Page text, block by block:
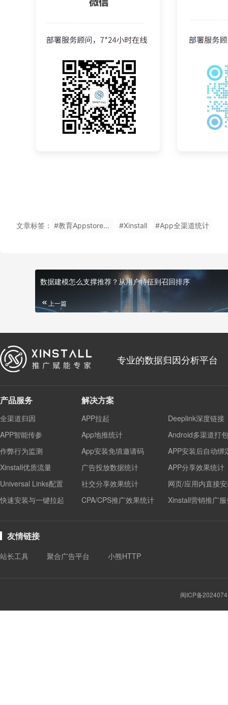
文章标签： #教育Appstore不用填邀请码 #Xinstall #App全渠道统计
数据建模怎么支撑推荐？从用户特征到召回排序
上一篇
专业的数据归因分析平台
产品服务
全渠道归因
APP智能传参
作弊行为监测
Xinstall优质流量
Universal Links配置
快速安装与一键拉起
解决方案
APP拉起
Deeplink深度链接
App地推统计
Android多渠道打包
App安装免填邀请码
APP安装后自动绑
广告投放数据统计
APP分享效果统计
社交分享效果统计
网页/应用内直接
CPA/CPS推广效果统计
Xinstall营销推广
友情链接
站长工具 聚合广告平台 小熊HTTP
闽ICP备